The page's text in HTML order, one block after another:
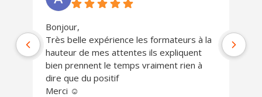
Bonjour,
Très belle expérience les formateurs à la
hauteur de mes attentes ils expliquent
bien prennent le temps vraiment rien à
dire que du positif
Merci ☺️